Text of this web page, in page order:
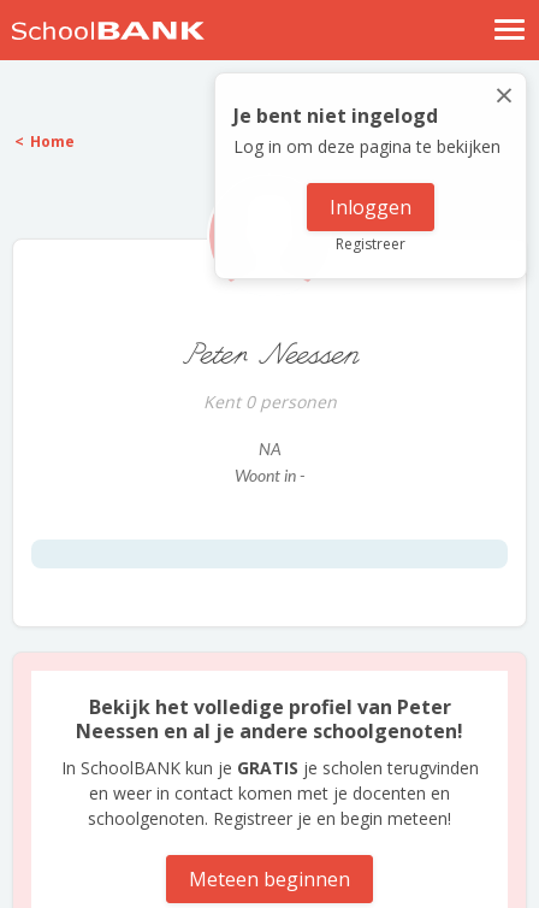
Nostalgische verhalen
Log in
Meld je gratis aan
×
Je bent niet ingelogd
Log in om deze pagina te bekijken
Inloggen
Registreer
Home
Peter Neessen
Kent 0 personen
NA
Woont in -
Bekijk het volledige profiel van Peter
Neessen en al je andere schoolgenoten!
In SchoolBANK kun je GRATIS je scholen terugvinden
en weer in contact komen met je docenten en
schoolgenoten. Registreer je en begin meteen!
Meteen beginnen